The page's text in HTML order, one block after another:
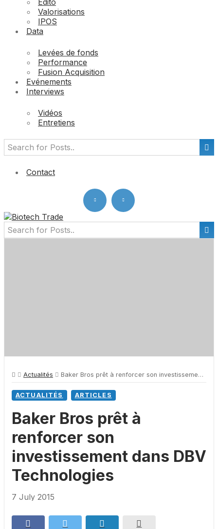
Edito
Valorisations
IPOS
Data
Levées de fonds
Performance
Fusion Acquisition
Evénements
Interviews
Vidéos
Entretiens
Contact
Actualités Baker Bros prêt à renforcer son investissement dans DBV Technologies
ACTUALITÉS ARTICLES
Baker Bros prêt à
renforcer son
investissement dans DBV
Technologies
7 July 2015